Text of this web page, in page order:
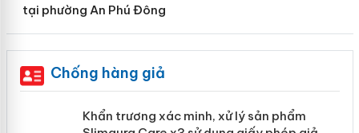
tại phường An Phú Đông
Chống hàng giả
Khẩn trương xác minh, xử lý sản phẩm